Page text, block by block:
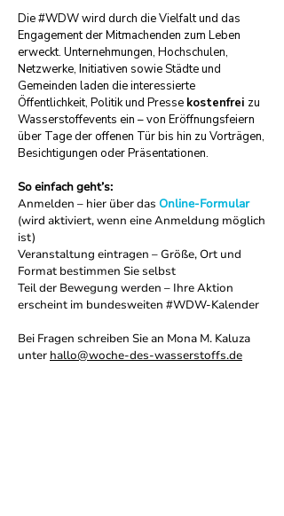
Die #WDW wird durch die Vielfalt und das
Engagement der Mitmachenden zum Leben
erweckt. Unternehmungen, Hochschulen,
Netzwerke, Initiativen sowie Städte und
Gemeinden laden die interessierte
Öffentlichkeit, Politik und Presse kostenfrei zu
Wasserstoffevents ein – von Eröffnungsfeiern
über Tage der offenen Tür bis hin zu Vorträgen,
Besichtigungen oder Präsentationen.
So einfach geht’s:
Anmelden – hier über das Online-Formular
(wird aktiviert, wenn eine Anmeldung möglich
ist)
Veranstaltung eintragen – Größe, Ort und
Format bestimmen Sie selbst
Teil der Bewegung werden – Ihre Aktion
erscheint im bundesweiten #WDW-Kalender
Bei Fragen schreiben Sie an Mona M. Kaluza
unter hallo@woche-des-wasserstoffs.de